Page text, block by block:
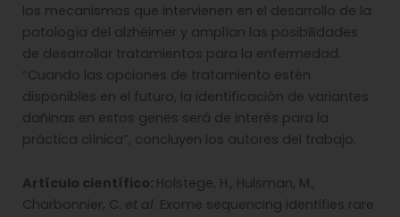
los mecanismos que intervienen en el desarrollo de la
patología del alzhéimer y amplían las posibilidades
de desarrollar tratamientos para la enfermedad.
“Cuando las opciones de tratamiento estén
disponibles en el futuro, la identificación de variantes
dañinas en estos genes será de interés para la
práctica clínica”, concluyen los autores del trabajo.
Artículo científico: Holstege, H., Hulsman, M.,
Charbonnier, C. et al. Exome sequencing identifies rare